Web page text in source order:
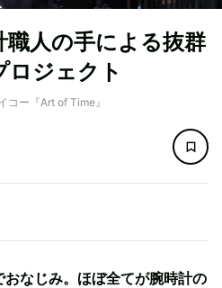
職人の手による抜群
ロジェクト
コー『Art of Time』
なじみ。ほぼ全てが腕時計の